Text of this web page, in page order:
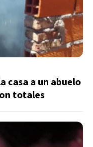
casa a un abuelo
totales